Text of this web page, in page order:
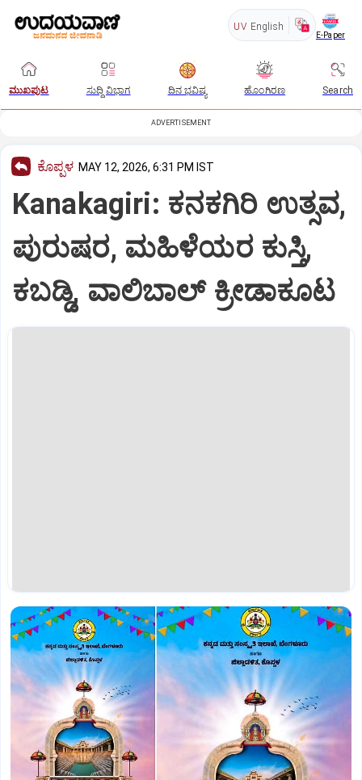
UV English
E-Paper
ಮುಖಪುಟ ಸುದ್ದಿ ವಿಭಾಗ ದಿನ ಭವಿಷ್ಯ ಹೊಂಗಿರಣ Search
ADVERTISEMENT
ಕೊಪ್ಪಳ MAY 12, 2026, 6:31 PM IST
Kanakagiri: ಕನಕಗಿರಿ ಉತ್ಸವ,
ಪುರುಷರ, ಮಹಿಳೆಯರ ಕುಸ್ತಿ,
ಕಬಡ್ಡಿ, ವಾಲಿಬಾಲ್ ಕ್ರೀಡಾಕೂಟ